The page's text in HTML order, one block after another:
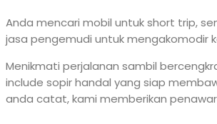
Anda mencari mobil untuk short trip,
jasa pengemudi untuk mengakomodir
Menikmati perjalanan sambil
include sopir handal yang siap
anda catat, kami memberikan